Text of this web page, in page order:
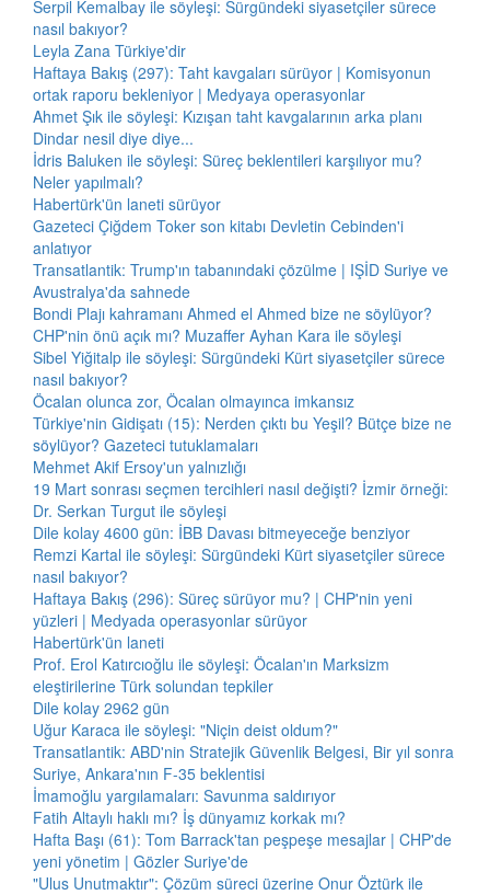
Serpil Kemalbay ile söyleşi: Sürgündeki siyasetçiler sürece
nasıl bakıyor?
Leyla Zana Türkiye'dir
Haftaya Bakış (297): Taht kavgaları sürüyor | Komisyonun
ortak raporu bekleniyor | Medyaya operasyonlar
Ahmet Şık ile söyleşi: Kızışan taht kavgalarının arka planı
Dindar nesil diye diye...
İdris Baluken ile söyleşi: Süreç beklentileri karşılıyor mu?
Neler yapılmalı?
Habertürk'ün laneti sürüyor
Gazeteci Çiğdem Toker son kitabı Devletin Cebinden'i
anlatıyor
Transatlantik: Trump'ın tabanındaki çözülme | IŞİD Suriye ve
Avustralya'da sahnede
Bondi Plajı kahramanı Ahmed el Ahmed bize ne söylüyor?
CHP'nin önü açık mı? Muzaffer Ayhan Kara ile söyleşi
Sibel Yiğitalp ile söyleşi: Sürgündeki Kürt siyasetçiler sürece
nasıl bakıyor?
Öcalan olunca zor, Öcalan olmayınca imkansız
Türkiye'nin Gidişatı (15): Nerden çıktı bu Yeşil? Bütçe bize ne
söylüyor? Gazeteci tutuklamaları
Mehmet Akif Ersoy'un yalnızlığı
19 Mart sonrası seçmen tercihleri nasıl değişti? İzmir örneği:
Dr. Serkan Turgut ile söyleşi
Dile kolay 4600 gün: İBB Davası bitmeyeceğe benziyor
Remzi Kartal ile söyleşi: Sürgündeki Kürt siyasetçiler sürece
nasıl bakıyor?
Haftaya Bakış (296): Süreç sürüyor mu? | CHP'nin yeni
yüzleri | Medyada operasyonlar sürüyor
Habertürk'ün laneti
Prof. Erol Katırcıoğlu ile söyleşi: Öcalan'ın Marksizm
eleştirilerine Türk solundan tepkiler
Dile kolay 2962 gün
Uğur Karaca ile söyleşi: "Niçin deist oldum?"
Transatlantik: ABD'nin Stratejik Güvenlik Belgesi, Bir yıl sonra
Suriye, Ankara'nın F-35 beklentisi
İmamoğlu yargılamaları: Savunma saldırıyor
Fatih Altaylı haklı mı? İş dünyamız korkak mı?
Hafta Başı (61): Tom Barrack'tan peşpeşe mesajlar | CHP'de
yeni yönetim | Gözler Suriye'de
"Ulus Unutmaktır": Çözüm süreci üzerine Onur Öztürk ile